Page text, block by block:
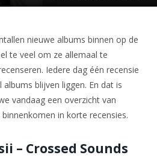
nieuwe albums binnen op de
te veel om ze allemaal te
Iedere dag één recensie
blijven liggen. En dat is
vandaag een overzicht van
in korte recensies.
– Crossed Sounds